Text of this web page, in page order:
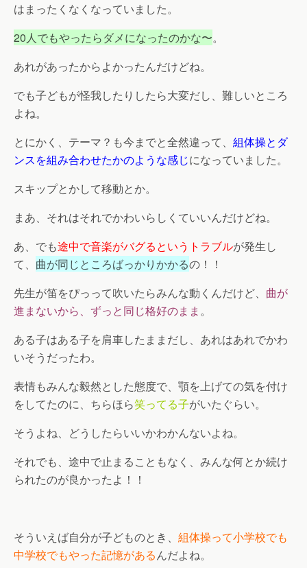
はまったくなくなっていました。
20人でもやったらダメになったのかな〜。
あれがあったからよかったんだけどね。
でも子どもが怪我したりしたら大変だし、難しいところ
よね。
とにかく、テーマ？も今までと全然違って、 組体操とダ
ンスを組み合わせたかのような感じになっていました。
スキップとかして移動とか。
まあ、それはそれでかわいらしくていいんだけどね。
あ、でも途中で音楽がバグるというトラブルが発生し
て、 曲が同じところばっかりかかるの！！
先生が笛をぴっって吹いたらみんな動くんだけど、 曲が
進まないから、ずっと同じ格好のまま 。
ある子はある子を肩車したままだし、あれはあれでかわ
いそうだったわ。
表情もみんな毅然とした態度で、顎を上げての気を付け
をしてたのに、ちらほら笑ってる子がいたぐらい。
そうよね、どうしたらいいかわかんないよね。
それでも、途中で止まることもなく、みんな何とか続け
られたのが良かったよ！！
そういえば自分が子どものとき、 組体操って小学校でも
中学校でもやった記憶があるんだよね。